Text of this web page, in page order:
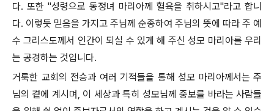
다. 또한 "성령으로 동정녀 마리아께 혈육을 취하시고"라고 합니
다. 이렇듯 믿음을 가지고 주님께 순종하여 주님의 뜻에 따라 주 예
수 그리스도께서 인간이 되실 수 있게 해 주신 성모 마리아를 우리
는 공경하는 것입니다.
거룩한 교회의 전승과 여러 기적들을 통해 성모 마리아께서는 주
님의 곁에 계시며, 이 세상과 특히 성모님께 중보를 바라는 사람들